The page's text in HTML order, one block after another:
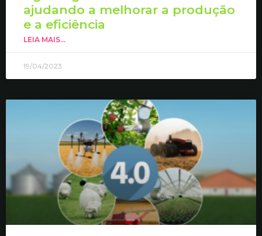
ajudando a melhorar a produção
e a eficiência
LEIA MAIS...
19/04/2023